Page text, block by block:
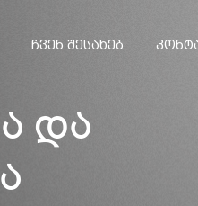
ᲩᲕᲔᲜ ᲨᲔᲡᲐᲮᲔᲑ
და